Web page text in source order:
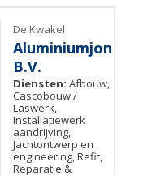
De Kwakel
Aluminiumjon
B.V.
Diensten: Afbouw,
Cascobouw /
Laswerk,
Installatiewerk
aandrijving,
Jachtontwerp en
engineering, Refit,
Reparatie &